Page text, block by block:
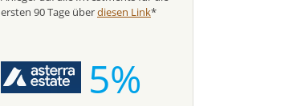
ersten 90 Tage überdiesen Link*
5%